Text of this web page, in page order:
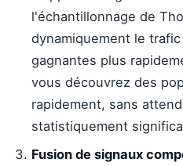
l'échantillonnage de
dynamiquement le
gagnantes plus
vous découvrez des
rapidement, sans
statistiquement
Fusion de signaux